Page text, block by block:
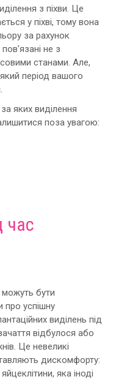
з піхви. Це
у піхві, тому вона
за рахунок
не з
станами. Але,
період вашого
яких виділення
поза увагою:
час
можуть бути
про успішну
виділень під
відбулося або
Це невеликі
дискомфорту:
яка іноді